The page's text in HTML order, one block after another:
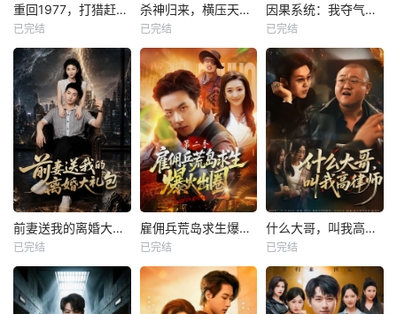
重回1977，打猎赶山娶老婆
已完结
杀神归来，横压天下无敌
已完结
因果系统：我夺气运救苍生
已完结
前妻送我的离婚大礼包
已完结
雇佣兵荒岛求生爆火出圈第二季
已完结
什么大哥，叫我高律师
已完结